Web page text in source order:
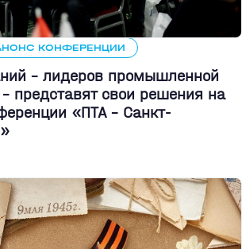
КОНФЕРЕНЦИИ
- лидеров промышленной
представят свои решения на
«ПТА – Санкт-